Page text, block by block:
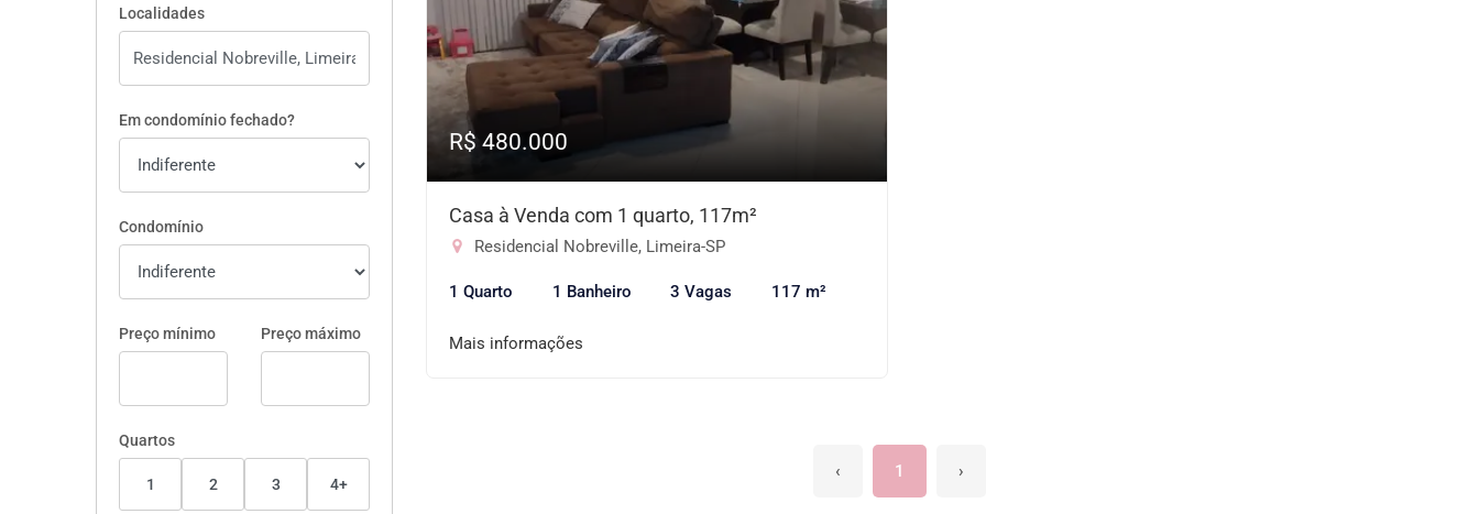
Localidades
Em condomínio fechado?
Condomínio
Preço mínimo Preço máximo
Quartos
1 2 3 4+
R$ 480.000
Casa à Venda com 1 quarto, 117m²
Residencial Nobreville, Limeira-SP
1 Quarto 1 Banheiro 3 Vagas 117 m²
Mais informações
‹ 1 ›